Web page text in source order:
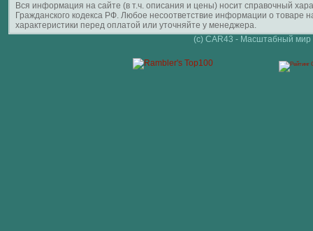
Вся информация на сайте (в т.ч. описания и цены) носит справочный
Гражданского кодекса РФ. Любое несоответствие информации о
характеристики перед оплатой или уточняйте у менеджера.
(c) CAR43 - Масштабный мир